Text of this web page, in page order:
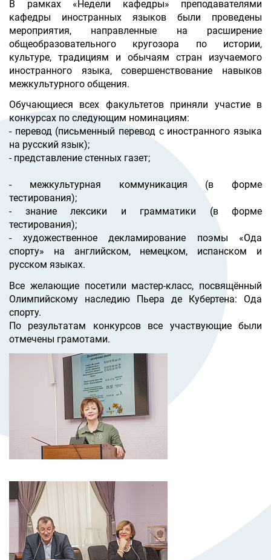
В рамках «Недели кафедры» преподавателями
кафедры иностранных языков были проведены
мероприятия, направленные на расширение
общеобразовательного кругозора по истории,
культуре, традициям и обычаям стран изучаемого
иностранного языка, совершенствование навыков
межкультурного общения.
Обучающиеся всех факультетов приняли участие в
конкурсах по следующим номинациям:
- перевод (письменный перевод с иностранного языка
на русский язык);
- представление стенных газет;
- межкультурная коммуникация (в форме
тестирования);
- знание лексики и грамматики (в форме
тестирования);
- художественное декламирование поэмы «Ода
спорту» на английском, немецком, испанском и
русском языках.
Все желающие посетили мастер-класс, посвящённый
Олимпийскому наследию Пьера де Кубертена: Ода
спорту.
По результатам конкурсов все участвующие были
отмечены грамотами.